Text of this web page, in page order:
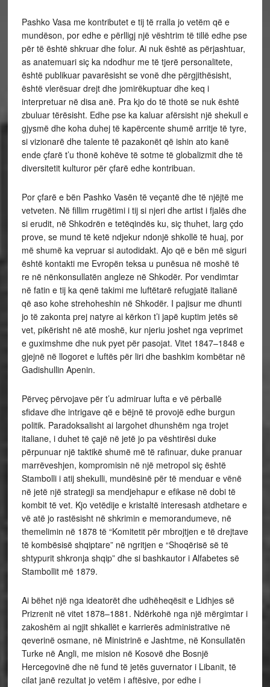
Pashko Vasa me kontributet e tij të rralla jo vetëm që e
mundëson, por edhe e përlligj një vështrim të tillë edhe pse
për të është shkruar dhe folur. Ai nuk është as përjashtuar,
as anatemuari siç ka ndodhur me të tjerë personalitete,
është publikuar pavarësisht se vonë dhe përgjithësisht,
është vlerësuar drejt dhe jomirëkuptuar dhe keq i
interpretuar në disa anë. Pra kjo do të thotë se nuk është
zbuluar tërësisht. Edhe pse ka kaluar afërsisht një shekull e
gjysmë dhe koha duhej të kapërcente shumë arritje të tyre,
si vizionarë dhe talente të pazakonët që ishin ato kanë
ende çfarë t’u thonë kohëve të sotme të globalizmit dhe të
diversitetit kulturor për çfarë edhe kontribuan.
Por çfarë e bën Pashko Vasën të veçantë dhe të njëjtë me
vetveten. Në fillim rrugëtimi i tij si njeri dhe artist i fjalës dhe
si erudit, në Shkodrën e tetëqindës ku, siç thuhet, larg çdo
prove, se mund të ketë ndjekur ndonjë shkollë të huaj, por
më shumë ka vepruar si autodidakt. Ajo që e bën më siguri
është kontakti me Evropën teksa u punësua në moshë të
re në nënkonsullatën angleze në Shkodër. Por vendimtar
në fatin e tij ka qenë takimi me luftëtarë refugjatë italianë
që aso kohe strehoheshin në Shkodër. I pajisur me dhunti
jo të zakonta prej natyre ai kërkon t’i japë kuptim jetës së
vet, pikërisht në atë moshë, kur njeriu joshet nga veprimet
e guximshme dhe nuk pyet për pasojat. Vitet 1847–1848 e
gjejnë në llogoret e luftës për liri dhe bashkim kombëtar në
Gadishullin Apenin.
Përveç përvojave për t’u admiruar lufta e vë përballë
sfidave dhe intrigave që e bëjnë të provojë edhe burgun
politik. Paradoksalisht ai largohet dhunshëm nga trojet
italiane, i duhet të çajë në jetë jo pa vështirësi duke
përpunuar një taktikë shumë më të rafinuar, duke pranuar
marrëveshjen, kompromisin në një metropol siç është
Stambolli i atij shekulli, mundësinë për të menduar e vënë
në jetë një strategji sa mendjehapur e efikase në dobi të
kombit të vet. Kjo vetëdije e kristaltë interesash atdhetare e
vë atë jo rastësisht në shkrimin e memorandumeve, në
themelimin në 1878 të “Komitetit për mbrojtjen e të drejtave
të kombësisë shqiptare” në ngritjen e “Shoqërisë së të
shtypurit shkronja shqip” dhe si bashkautor i Alfabetes së
Stambollit më 1879.
Ai bëhet një nga ideatorët dhe udhëheqësit e Lidhjes së
Prizrenit në vitet 1878–1881. Ndërkohë nga një mërgimtar i
zakoshëm ai ngjit shkallët e karrierës administrative në
qeverinë osmane, në Ministrinë e Jashtme, në Konsullatën
Turke në Angli, me mision në Kosovë dhe Bosnjë
Hercegovinë dhe në fund të jetës guvernator i Libanit, të
cilat janë rezultat jo vetëm i aftësive, por edhe i